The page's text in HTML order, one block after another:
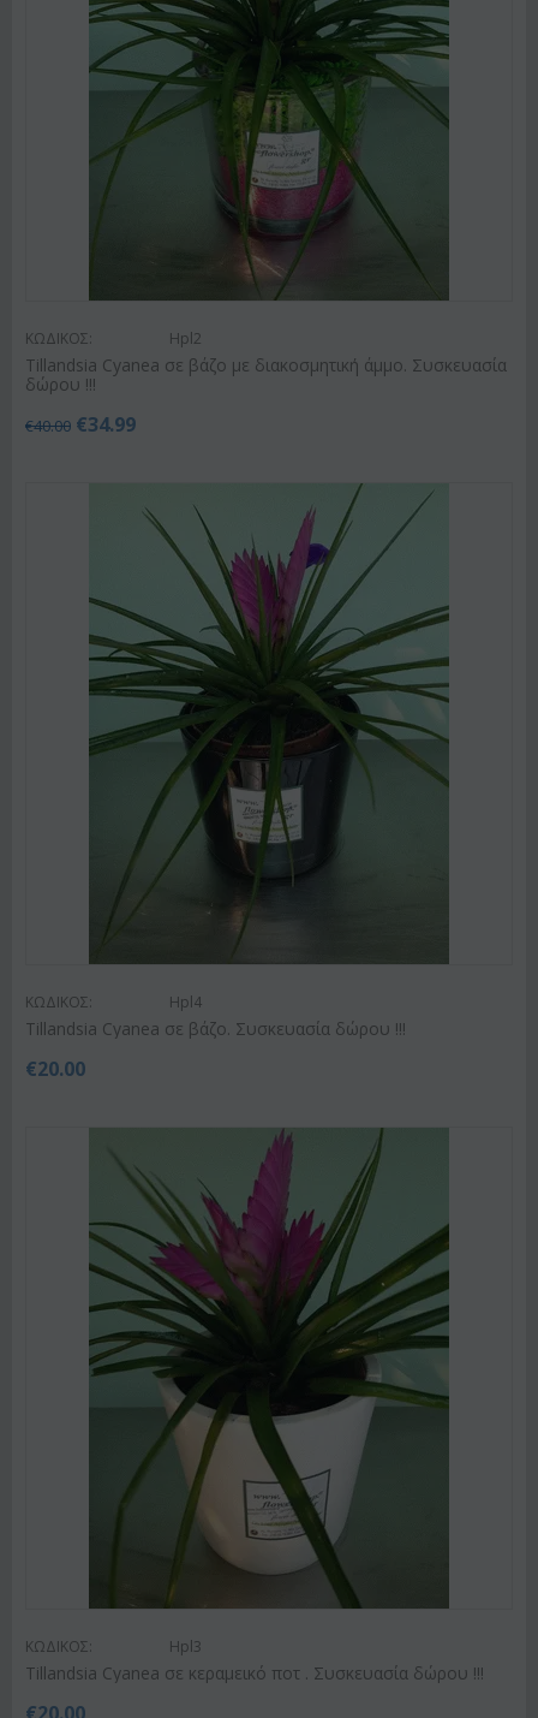
ΚΩΔΙΚΟΣ: Hpl2
Tillandsia Cyanea σε βάζο με διακοσμητική άμμο. Συσκευασία
δώρου !!!
€40.00 €34.99
ΚΩΔΙΚΟΣ: Hpl4
Tillandsia Cyanea σε βάζο. Συσκευασία δώρου !!!
€20.00
ΚΩΔΙΚΟΣ: Hpl3
Tillandsia Cyanea σε κεραμεικό ποτ . Συσκευασία δώρου !!!